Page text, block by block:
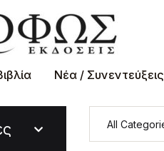
Νέα / Συνεντεύξεις